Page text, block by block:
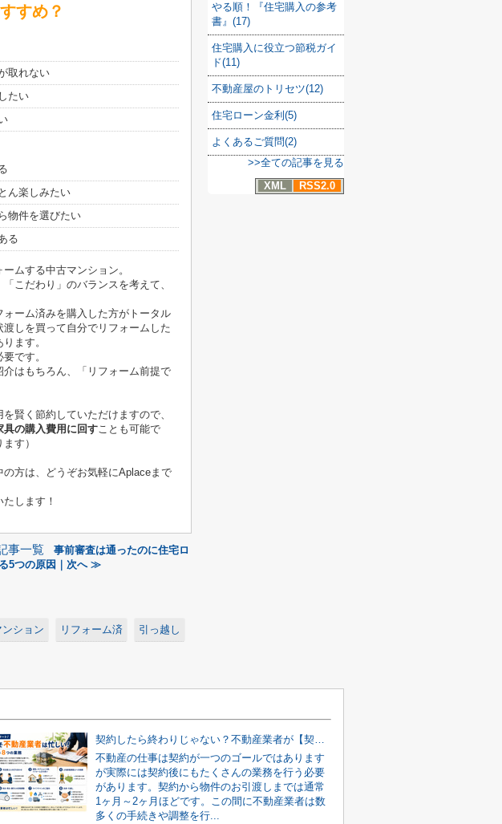
すめ？
取れない
たい
ん楽しみたい
物件を選びたい
る
ムする中古マンション。
こだわり」のバランスを考えて、
ーム済みを購入した方がトータル
しを買って自分でリフォームした
ます。
です。
はもちろん、「リフォーム前提で
賢く節約していただけますので、
具の購入費用に回す ことも可能で
す）
方は、どうぞお気軽にAplaceまで
します！
事一覧
事前審査は通ったのに住宅ロ
5つの原因｜次へ ≫
ション リフォーム済 引っ越し
やる順！『住宅購入の参考
書』(17)
住宅購入に役立つ節税ガイ
ド(11)
不動産屋のトリセツ(12)
住宅ローン金利(5)
よくあるご質問(2)
>>全ての記事を見る
XML
RSS2.0
不動産の仕事は契約が一つのゴールではあります
が実際には契約後にもたくさんの業務を行う必要
があります。契約から物件のお引渡しまでは通常
1ヶ月～2ヶ月ほどです。この間に不動産業者は数
多くの手続きや調整を行...